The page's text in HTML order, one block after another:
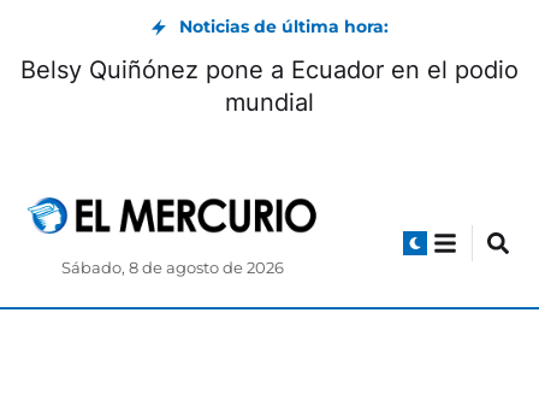
Noticias de última hora:
Museo Pumapungo convoca a Club de
Pequeños Lectores: cómo participar
Sábado, 8 de agosto de 2026